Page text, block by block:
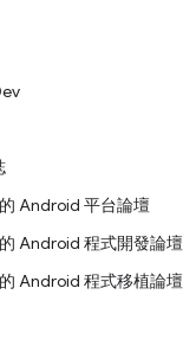
Android 平台論壇
Android 程式開發論壇
Android 程式移植論壇